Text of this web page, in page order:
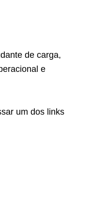
de carga,
e
um dos links